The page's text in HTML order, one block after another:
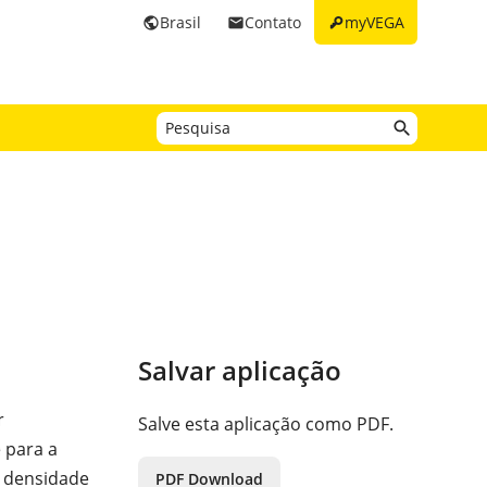
keymyVEGA
emailContato
publicBrasil
a
Salvar aplicação
Salve esta aplicação como PDF.
PDF Download